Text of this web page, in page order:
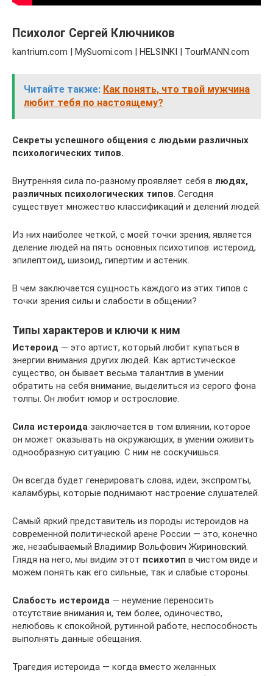
Психолог Сергей Ключников
kantrium.com | MySuomi.com | HELSINKI | TourMANN.com
Читайте также: Как понять, что твой мужчина
любит тебя по настоящему?
Секреты успешного общения с людьми различных
психологических типов.
Внутренняя сила по-разному проявляет себя в людях,
различных психологических типов. Сегодня
существует множество классификаций и делений людей.
Из них наиболее четкой, с моей точки зрения, является
деление людей на пять основных психотипов: истероид,
эпилептоид, шизоид, гипертим и астеник.
В чем заключается сущность каждого из этих типов с
точки зрения силы и слабости в общении?
Типы характеров и ключи к ним
Истероид — это артист, который любит купаться в
энергии внимания других людей. Как артистическое
существо, он бывает весьма талантлив в умении
обратить на себя внимание, выделиться из серого фона
толпы. Он любит юмор и острословие.
Сила истероида заключается в том влиянии, которое
он может оказывать на окружающих, в умении оживить
однообразную ситуацию. С ним не соскучишься.
Он всегда будет генерировать слова, идеи, экспромты,
каламбуры, которые поднимают настроение слушателей.
Самый яркий представитель из породы истероидов на
современной политической арене России — это, конечно
же, незабываемый Владимир Вольфович Жириновский.
Глядя на него, мы видим этот психотип в чистом виде и
можем понять как его сильные, так и слабые стороны.
Слабость истероида — неумение переносить
отсутствие внимания и, тем более, одиночество,
нелюбовь к спокойной, рутинной работе, неспособность
выполнять данные обещания.
Трагедия истероида — когда вместо желанных